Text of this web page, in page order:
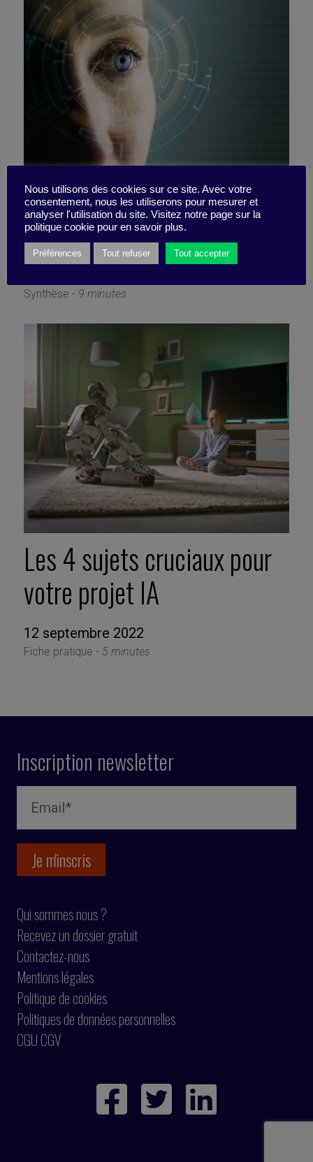
L’IA, de plus en plus
humaine
Synthèse - 9 minutes
Les 4 sujets cruciaux pour
votre projet IA
12 septembre 2022
Fiche pratique - 5 minutes
Inscription newsletter
Qui sommes nous ?
Recevez un dossier gratuit
Contactez-nous
Mentions légales
Politique de cookies
Politiques de données personnelles
CGU CGV
Nous utilisons des cookies sur ce site. Avec votre
consentement, nous les utiliserons pour mesurer et
analyser l'utilisation du site. Visitez notre page sur la
politique cookie pour en savoir plus.
Préférences Tout refuser Tout accepter